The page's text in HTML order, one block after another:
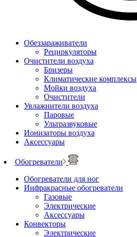
Обеззараживатели
Рециркуляторы
Очистители воздуха
Бризеры
Климатические комплексы
Мойки воздуха
Очистители
Увлажнители воздуха
Паровые
Ультразвуковые
Ионизаторы воздуха
Аксессуары
Обогреватели
Обогреватели для ног
Инфракрасные обогреватели
Газовые
Электрические
Аксессуары
Конвекторы
Электрические